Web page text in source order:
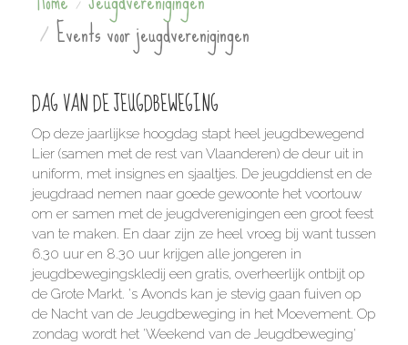
Events voor jeugdverenigingen
DAG VAN DE JEUGDBEWEGING
Op deze jaarlijkse hoogdag stapt heel jeugdbewegend
Lier (samen met de rest van Vlaanderen) de deur uit in
uniform, met insignes en sjaaltjes. De jeugddienst en de
jeugdraad nemen naar goede gewoonte het voortouw
om er samen met de jeugdverenigingen een groot feest
van te maken. En daar zijn ze heel vroeg bij want tussen
6.30 uur en 8.30 uur krijgen alle jongeren in
jeugdbewegingskledij een gratis, overheerlijk ontbijt op
de Grote Markt. 's Avonds kan je stevig gaan fuiven op
de Nacht van de Jeugdbeweging in het Moevement. Op
zondag wordt het 'Weekend van de Jeugdbeweging'